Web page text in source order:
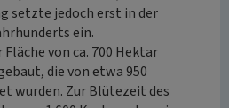
setzte jedoch erst in der
ein.
von ca. 700 Hektar
die von etwa 950
wurden. Zur Blütezeit des